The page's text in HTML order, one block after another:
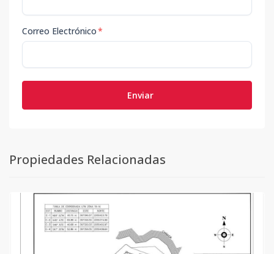
Correo Electrónico*
Enviar
Propiedades Relacionadas